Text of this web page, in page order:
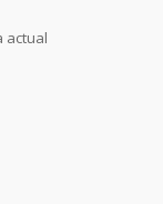
actual